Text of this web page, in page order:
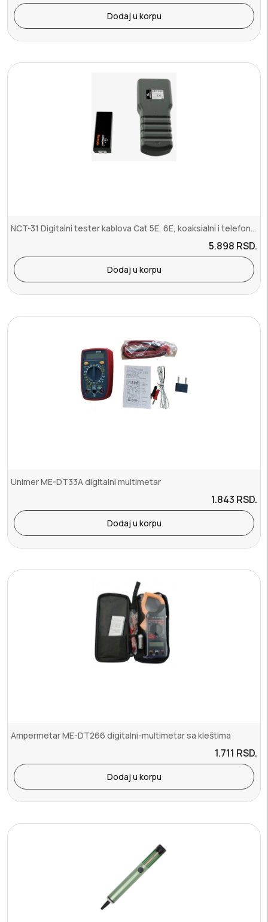
Dodaj u korpu
NCT-31 Digitalni tester kablova Cat 5E, 6E, koaksialni i telefonske...
5.898 RSD.
Dodaj u korpu
Unimer ME-DT33A digitalni multimetar
1.843 RSD.
Dodaj u korpu
Ampermetar ME-DT266 digitalni-multimetar sa kleštima
1.711 RSD.
Dodaj u korpu